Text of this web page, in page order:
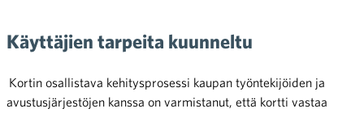
Käyttäjien tarpeita kuunneltu
Kortin osallistava kehitysprosessi kaupan työntekijöiden ja
avustusjärjestöjen kanssa on varmistanut, että kortti vastaa